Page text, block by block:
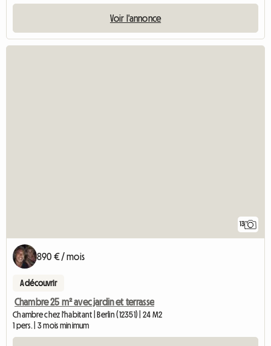
Voir l'annonce
13
890 € / mois
A découvrir
Chambre 25 m² avec jardin et terrasse
Chambre chez l'habitant | Berlin (12351) | 24 M2
1 pers. | 3 mois minimum